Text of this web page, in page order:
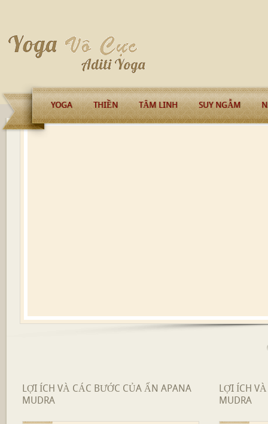
YOGA THIỀN TÂM LINH SUY NGẪM
LỢI ÍCH VÀ CÁC BƯỚC CỦA ẤN APANA
MUDRA
LỢI ÍCH
MUDRA